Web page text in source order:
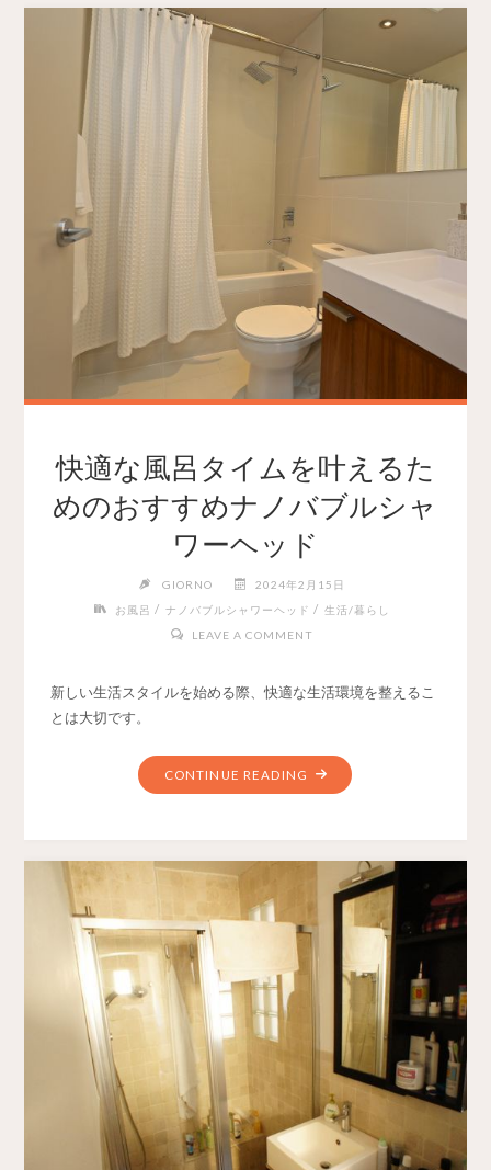
快適な風呂タイムを叶えるた
めのおすすめナノバブルシャ
ワーヘッド
GIORNO
2024年2月15日
お風呂 / ナノバブルシャワーヘッド / 生活/暮らし
LEAVE A COMMENT
新しい生活スタイルを始める際、快適な生活環境を整えるこ
とは大切です。
CONTINUE READING